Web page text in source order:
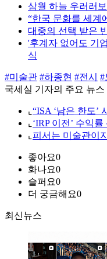
삼월 하늘 우러러
“한국 문화를 세계
대중의 선택 받은
'후계자 없어도 기
식
#미술관 #하종현 #전시 #
국세실 기자의 주요 뉴스
⌞ “ISA ‘남은 한도’
⌞ ‘IRP 이전’ 수익
⌞ 피서는 미술관이
좋아요0
화나요0
슬퍼요0
더 궁금해요0
최신뉴스